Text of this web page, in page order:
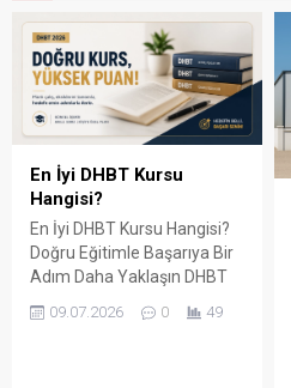
En İyi DHBT Kursu
Hangisi?
En İyi DHBT Kursu Hangisi?
Doğru Eğitimle Başarıya Bir
Adım Daha Yaklaşın DHBT
(Din Hizmetleri Alan Bilgisi
Testi), Diyanet İşleri
09.07.2026 0 49